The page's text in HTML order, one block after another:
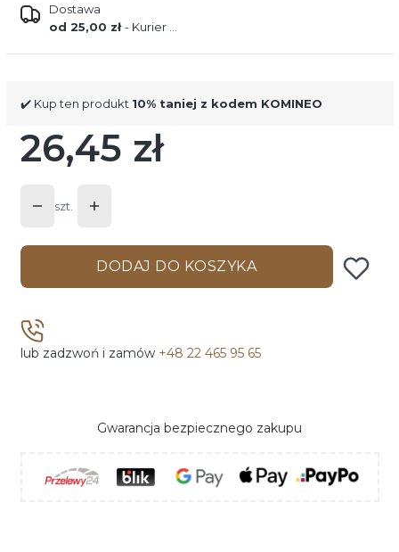
Dostawa
od 25,00 zł- Kurier DPD
✔️ Kup ten produkt 10% taniej z kodem KOMINEO
Cena
26,45 zł
szt.
DODAJ DO KOSZYKA
lub zadzwoń i zamów +48 22 465 95 65
Gwarancja bezpiecznego zakupu